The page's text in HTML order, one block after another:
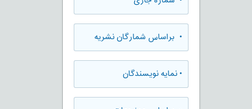
• براساس شمارگان نشریه
•نمایه نویسندگان